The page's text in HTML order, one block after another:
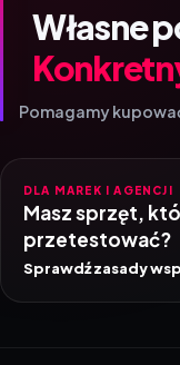
Własne
Pomagamy
DLA MAREK I AGENCJI
Masz sprzęt,
przetestować?
Sprawdź zasady